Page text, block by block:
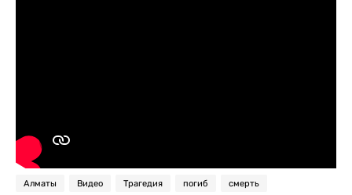
Алматы Видео Трагедия погиб смерть